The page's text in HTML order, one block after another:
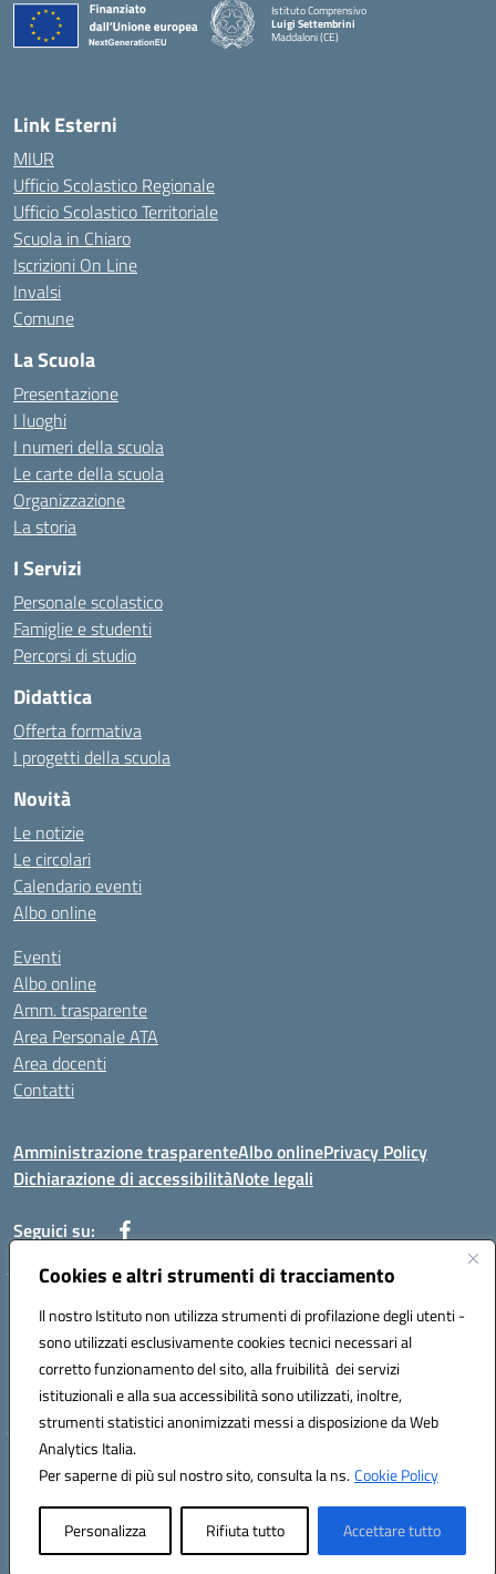
Cookies e altri strumenti di tracciamento
Il nostro Istituto non utilizza strumenti di profilazione degli utenti -
sono utilizzati esclusivamente cookies tecnici necessari al
corretto funzionamento del sito, alla fruibilità dei servizi
istituzionali e alla sua accessibilità sono utilizzati, inoltre,
strumenti statistici anonimizzati messi a disposizione da Web
Analytics Italia.
Per saperne di più sul nostro sito, consulta la ns.Cookie Policy
Personalizza Rifiuta tutto Accettare tutto
Istituto Comprensivo
Luigi Settembrini
Maddaloni (CE)
Link Esterni
MIUR
Ufficio Scolastico Regionale
Ufficio Scolastico Territoriale
Scuola in Chiaro
Iscrizioni On Line
Invalsi
Comune
La Scuola
Presentazione
I luoghi
I numeri della scuola
Le carte della scuola
Organizzazione
La storia
I Servizi
Personale scolastico
Famiglie e studenti
Percorsi di studio
Didattica
Offerta formativa
I progetti della scuola
Novità
Le notizie
Le circolari
Calendario eventi
Albo online
Eventi
Albo online
Amm. trasparente
Area Personale ATA
Area docenti
Contatti
Amministrazione trasparenteAlbo onlinePrivacy Policy
Dichiarazione di accessibilitàNote legali
Seguici su:
Indirizzo: VIA BRECCIAME, 46 - 81024 MADDALONI (CE)
Mail: CEIC8AU001@istruzione.it - Pec: CEIC8AU001@pec.istruzione.it -
Telefono: 0823408721
Meccanografico: CEIC8AU001
Codice fiscale: 93086080616
Hosting & Powered by 3D Solution S.r.l.
Concept & Design by Designers Italia